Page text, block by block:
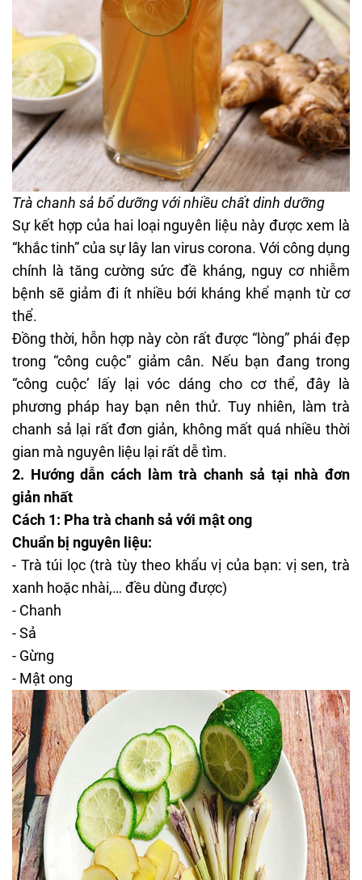
Trà chanh sả bổ dưỡng với nhiều chất dinh dưỡng
Sự kết hợp của hai loại nguyên liệu này được xem là
“khắc tinh” của sự lây lan virus corona. Với công dụng
chính là tăng cường sức đề kháng, nguy cơ nhiễm
bệnh sẽ giảm đi ít nhiều bới kháng khể mạnh từ cơ
thể.
Đồng thời, hỗn hợp này còn rất được “lòng” phái đẹp
trong “công cuộc” giảm cân. Nếu bạn đang trong
“công cuộc’ lấy lại vóc dáng cho cơ thể, đây là
phương pháp hay bạn nên thử. Tuy nhiên, làm trà
chanh sả lại rất đơn giản, không mất quá nhiều thời
gian mà nguyên liệu lại rất dễ tìm.
2. Hướng dẫn cách làm trà chanh sả tại nhà đơn
giản nhất
Cách 1: Pha trà chanh sả với mật ong
Chuẩn bị nguyên liệu:
- Trà túi lọc (trà tùy theo khẩu vị của bạn: vị sen, trà
xanh hoặc nhài,… đều dùng được)
- Chanh
- Sả
- Gừng
- Mật ong